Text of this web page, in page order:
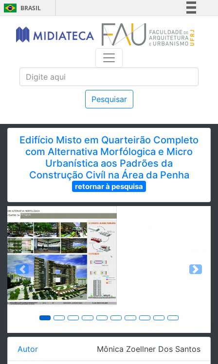
BRASIL
Simplifique!
Comunica BR
Acesso à informação
Pesquisar
Edifício Misto em Quarteirão Completo
com Alternativa Morfólogica e Micro
Urbanística aos Padrões da
Construção Civíl na Área da Penha
retornar à pesquisa
Previous Next
Autor Mônica Zoellner Dos Santos